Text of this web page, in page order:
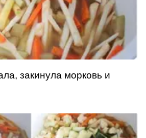
закинула морковь и